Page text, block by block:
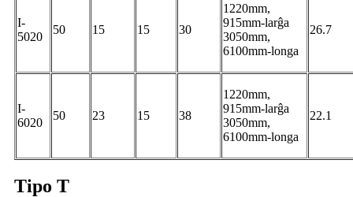
I-
5020
50 15 15 30
1220mm,
915mm-larĝa
3050mm,
6100mm-longa
26.7
I-
6020
50 23 15 38
1220mm,
915mm-larĝa
3050mm,
6100mm-longa
22.1
Tipo T